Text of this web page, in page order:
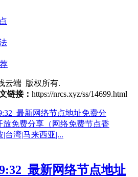
云端 版权所有.
链接： https://nrcs.xyz/ss/14699.html
最新网络节点地址